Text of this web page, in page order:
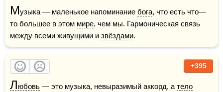
Музыка — маленькое напоминание бога, что есть что—
то большее в этом мире, чем мы. Гармоническая связь
между всеми живущими и звёздами.
+395
Любовь — это музыка, невыразимый аккорд, а тело